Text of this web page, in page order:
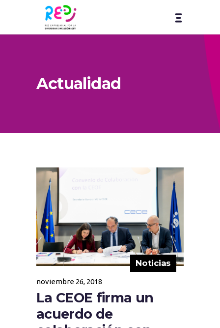
Actualidad
Noticias
noviembre 26, 2018
La CEOE firma un
acuerdo de